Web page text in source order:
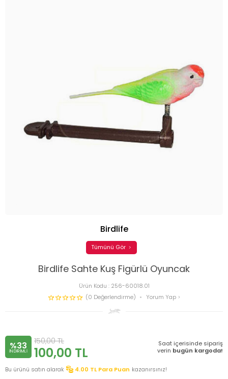
Birdlife Sahte Kuş Figürlü Oyuncak
Ürün Kodu : 256-60018.01
(0 Değerlendirme)
Yorum Yap
Birdlife
Tümünü Gör
%33
INDIRIMLI
150,00TL
100,00 TL
Saat içerisinde sipariş
verin bugün kargoda!
Bu ürünü satın alarak 4.00 TL Para Puan kazanırsınız!